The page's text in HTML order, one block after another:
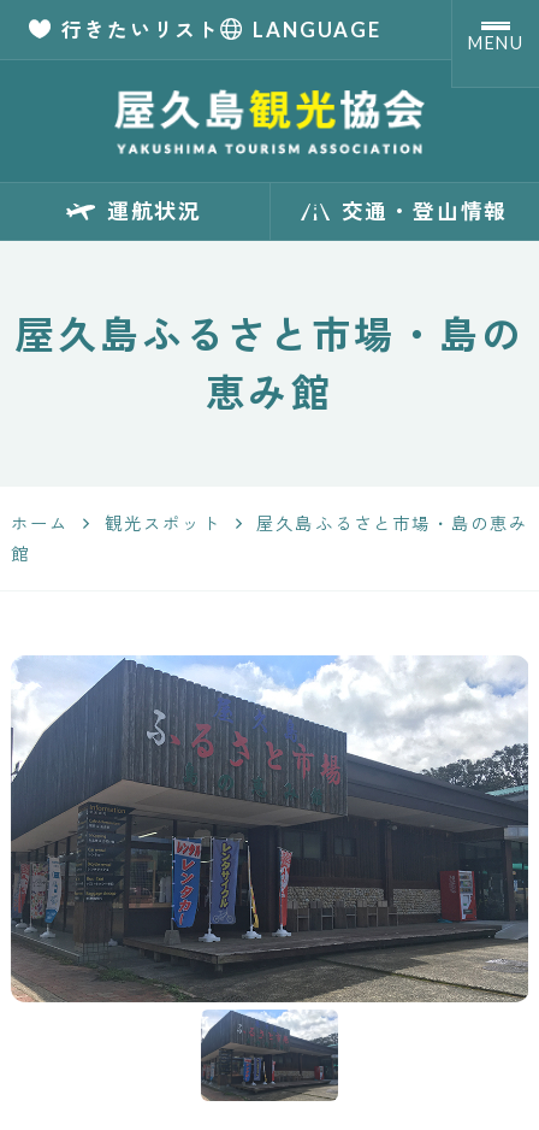
【公式】屋久島観
遺産「屋久島」の
観光・旅行情報
行きたいリスト LANGUAGE
MENU
運航状況 交通・登山情報
屋久島ふるさと市場・島の
恵み館
ホーム 観光スポット
屋久島ふるさと市場・島の恵み
館